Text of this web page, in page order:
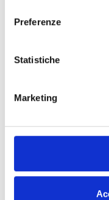
Preferenze
Statistiche
Marketing
Accesorios de la
Air2-Aria/W
Air2-BS200
Air2-DS100/W
Air2-FD100 -